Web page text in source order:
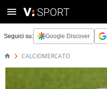
Seguici su: Google Discover
CALCIOMERCATO